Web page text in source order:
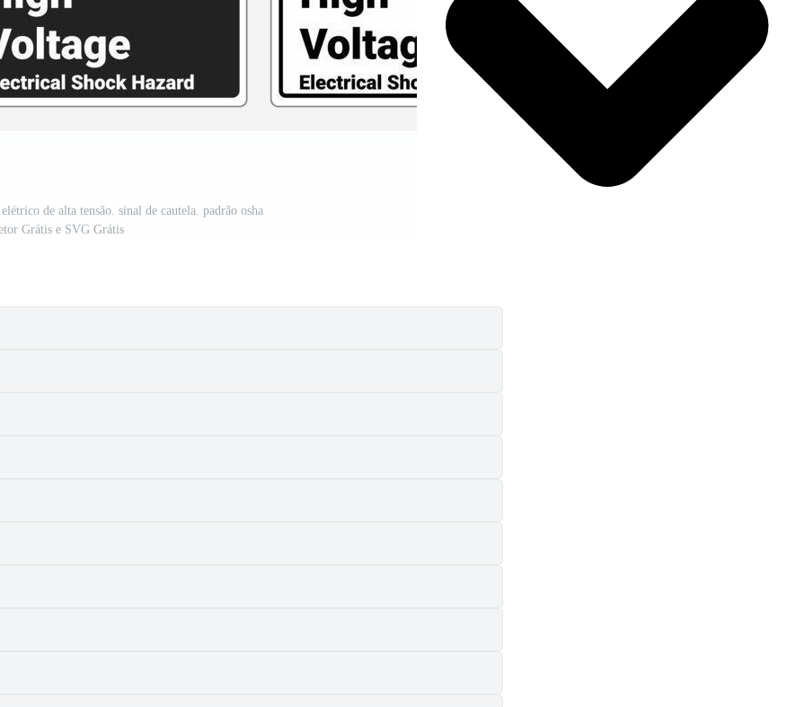
de alta tensão. sinal de cautela. padrão osha
Grátis e SVG Grátis